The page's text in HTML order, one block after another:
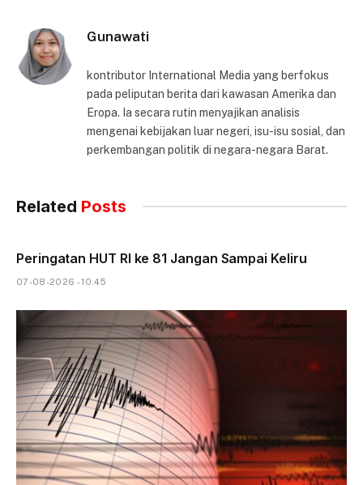
Gunawati
kontributor International Media yang berfokus
pada peliputan berita dari kawasan Amerika dan
Eropa. Ia secara rutin menyajikan analisis
mengenai kebijakan luar negeri, isu-isu sosial, dan
perkembangan politik di negara-negara Barat.
Related Posts
Peringatan HUT RI ke 81 Jangan Sampai Keliru
07-08-2026 - 10.45